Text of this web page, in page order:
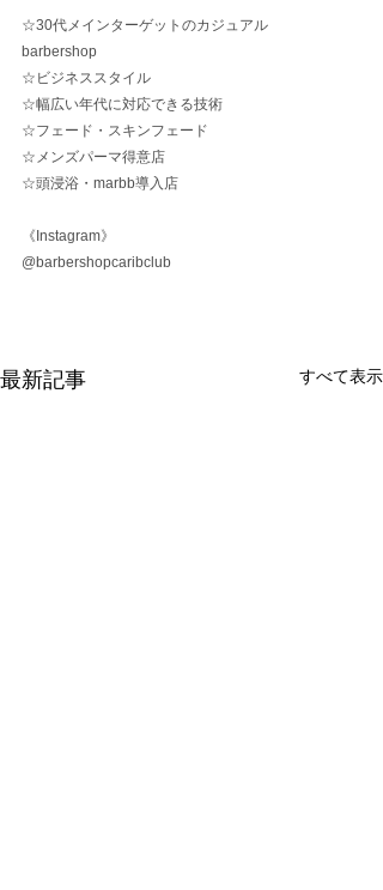
☆30代メインターゲットのカジュアル
barbershop
☆ビジネススタイル
☆幅広い年代に対応できる技術
☆フェード・スキンフェード
☆メンズパーマ得意店
☆頭浸浴・marbb導入店
《Instagram》
@barbershopcaribclub
最新記事 すべて表示